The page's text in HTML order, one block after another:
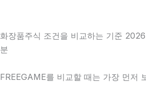
화장품주식 조건을 비교하는 기준
분
FREEGAME를 비교할 때는 가장 먼저